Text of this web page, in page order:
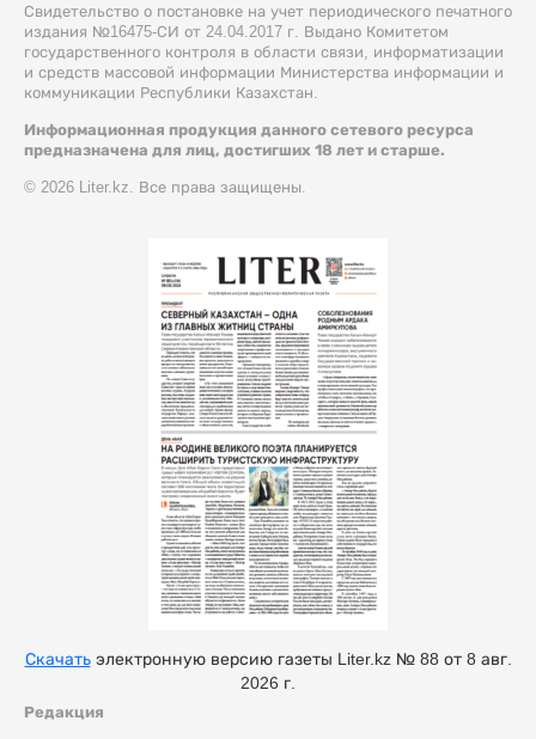
Свидетельство о постановке на учет периодического печатного
издания №16475-СИ от 24.04.2017 г. Выдано Комитетом
государственного контроля в области связи, информатизации
и средств массовой информации Министерства информации и
коммуникации Республики Казахстан.
Информационная продукция данного сетевого ресурса
предназначена для лиц, достигших 18 лет и старше.
© 2026 Liter.kz. Все права защищены.
Редакция
Скачатьэлектронную версию газеты Liter.kz № 88 от 8 авг.
2026 г.